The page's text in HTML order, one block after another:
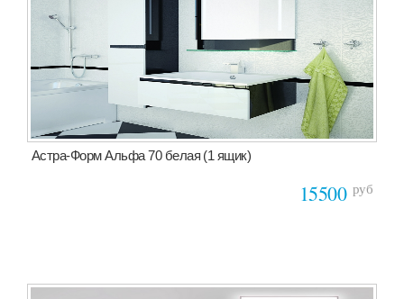
Астра-Форм Альфа 70 белая (1 ящик)
15500 руб